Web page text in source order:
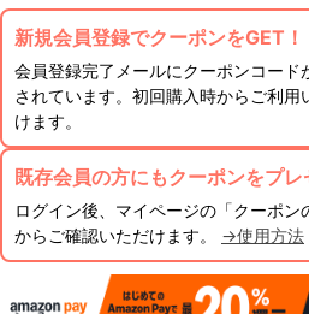
新規会員登録でクーポンをGET！
会員登録完了メールにクーポンコード
されています。初回購入時からご利用
けます。
既存会員の方にもクーポンをプレ
ログイン後、マイページの「クーポン
からご確認いただけます。 →使用方法